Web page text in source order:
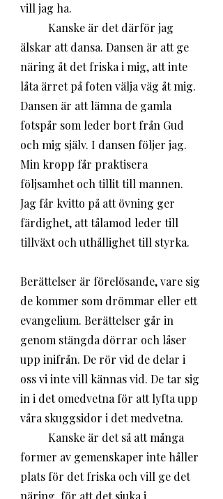
vill jag ha.
älskar att dansa. Dansen är att ge
näring åt det friska i mig, att inte
låta ärret på foten välja väg åt mig.
Dansen är att lämna de gamla
fotspår som leder bort från Gud
och mig själv. I dansen följer jag.
Min kropp får praktisera
följsamhet och tillit till mannen.
Jag får kvitto på att övning ger
färdighet, att tålamod leder till
tillväxt och uthållighet till styrka.
Berättelser är förelösande, vare sig
de kommer som drömmar eller ett
evangelium. Berättelser går in
genom stängda dörrar och låser
upp inifrån. De rör vid de delar i
oss vi inte vill kännas vid. De tar sig
in i det omedvetna för att lyfta upp
våra skuggsidor i det medvetna.
former av gemenskaper inte håller
plats för det friska och vill ge det
näring, för att det sjuka i